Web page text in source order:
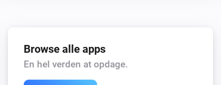
Browse alle apps
En hel verden at opdage.